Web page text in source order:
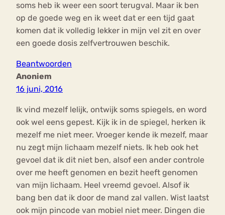
soms heb ik weer een soort terugval. Maar ik ben
op de goede weg en ik weet dat er een tijd gaat
komen dat ik volledig lekker in mijn vel zit en over
een goede dosis zelfvertrouwen beschik.
Beantwoorden
Anoniem
16 juni, 2016
Ik vind mezelf lelijk, ontwijk soms spiegels, en word
ook wel eens gepest. Kijk ik in de spiegel, herken ik
mezelf me niet meer. Vroeger kende ik mezelf, maar
nu zegt mijn lichaam mezelf niets. Ik heb ook het
gevoel dat ik dit niet ben, alsof een ander controle
over me heeft genomen en bezit heeft genomen
van mijn lichaam. Heel vreemd gevoel. Alsof ik
bang ben dat ik door de mand zal vallen. Wist laatst
ook mijn pincode van mobiel niet meer. Dingen die